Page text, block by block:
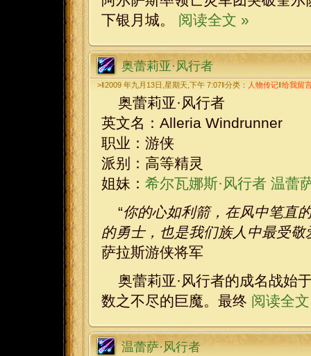
下银月城。 阅读全文 »
奥蕾莉亚·风行者
>‖2009 年九月13日,星期天,下午 7:07‖分类： 人物传记‖给我留
奥蕾莉亚·风行者
英文名：Alleria Windrunner
职业：游侠
派别：高等精灵
姐妹： 希尔瓦娜斯·风行者 温蕾
“你的心如利箭，在风中笔直
的勇士，也是我们族人中最受敬
萨拉斯游侠将军
奥蕾莉亚·风行者的成名战始
数之不尽的巨魔。最终 阅读全
温蕾萨·风行者